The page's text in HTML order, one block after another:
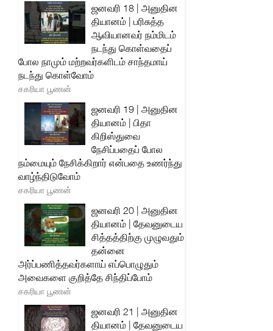
ஜனவரி 18 | அனுதின
தியானம் | பரிசுத்த
ஆவியானவர் நம்மிடம்
நடந்து கொள்வதைப்
போல நாமும் மற்றவர்களிடம் சாந்தமாய்
நடந்து கொள்வோம்
சகரியா பூணன்
ஜனவரி 19 | அனுதின
தியானம் | பிதா
கிறிஸ்துவை
நேசிப்பதைப் போல
நம்மையும் நேசிக்கிறார் என்பதை உணர்ந்து
வாழ்ந்திடுவோம்
சகரியா பூணன்
ஜனவரி 20 | அனுதின
தியானம் | தேவனுடைய
சித்தத்திற்கு முழுவதும்
தன்னை
அர்ப்பணித்தவர்களாய் எப்பொழுதும்
அவைகளை குறித்தே சிந்திப்போம்
சகரியா பூணன்
ஜனவரி 21 | அனுதின
தியானம் | தேவனுடைய